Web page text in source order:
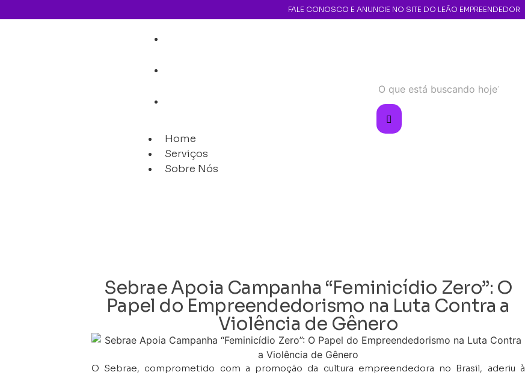
FALE CONOSCO E ANUNCIE NO SITE DO LEÃO EMPREENDEDOR
Home
Serviços
Sobre Nós
Sebrae Apoia Campanha “Feminicídio Zero”: O
Papel do Empreendedorismo na Luta Contra a
Violência de Gênero
O Sebrae, comprometido com a promoção da cultura empreendedora no Brasil, aderiu à